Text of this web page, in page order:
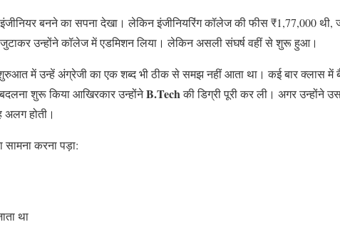
बनने का सपना देखा। लेकिन इंजीनियरिंग कॉलेज की फीस ₹1,77,000 थी,
उन्होंने कॉलेज में एडमिशन लिया। लेकिन असली संघर्ष वहीं से शुरू हुआ।
में उन्हें अंग्रेजी का एक शब्द भी ठीक से समझ नहीं आता था। कई बार क्लास में
शुरू किया आखिरकार उन्होंनेB.Techकी डिग्री पूरी कर ली। अगर उन्होंने
अलग होती।
करना पड़ा:
था